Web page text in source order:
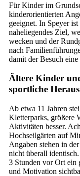
Für Kinder im
kinderorientierten
geeignet. In Speyer
naheliegendes Ziel,
wecken und der
nach
damit der Besuch
Ältere Kinder
sportliche
Ab etwa 11 Jahren
Kletterparks, größere
Aktivitäten besser.
Hochseilgärten auf
Angaben stehen in
nicht überall
3 Stunden vor Ort ein
und Motivation